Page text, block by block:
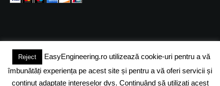
(c) 2024 - FineEngineeringMagazine. All rights reserved.
DESPRE NOI ADVERTISING JOBS DESPRE COOKIES
Reject
EasyEngineering.ro utilizează cookie-uri pentru a vă
îmbunătăți experiența pe acest site și pentru a vă oferi servicii și
conținut adaptate intereselor dvs. Continuând să utilizați acest